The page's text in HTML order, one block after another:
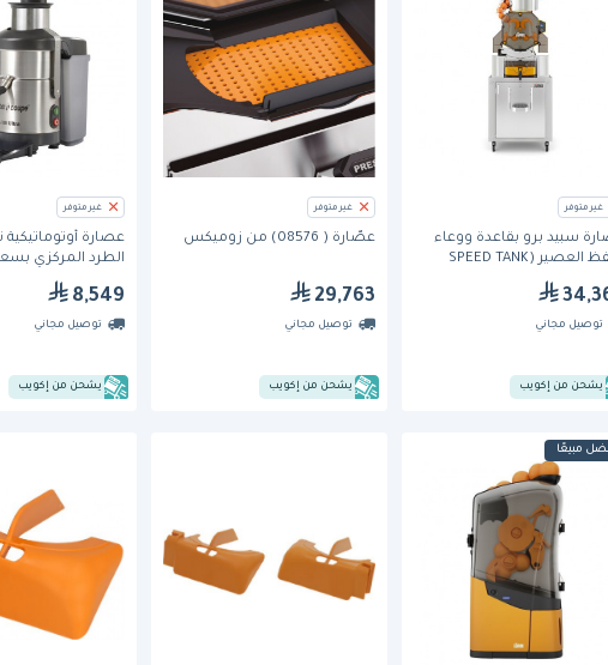
غير متوفر
سبيد برو بقاعدة ووعاء
لحفظ العصير (SPEED TANK
توصيل مجاني
يشحن من إكويب
غير متوفر
عصّارة ( 08576) من زوميكس
29,763
توصيل مجاني
يشحن من إكويب
غير متوفر
عصارة
8,549
توصيل مجاني
يشحن من إكويب
مبيعًا